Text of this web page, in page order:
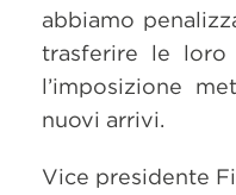
abbiamo
trasferire le loro
l’imposizione
nuovi arrivi.
Vice presidente